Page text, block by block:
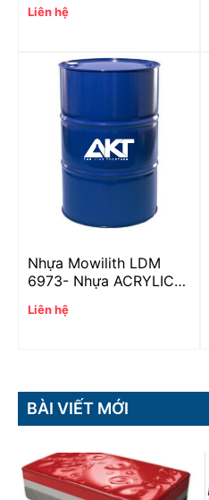
Liên hệ
Nhựa Mowilith LDM
6973- Nhựa ACRYLIC
Liên hệ
BÀI VIẾT MỚI